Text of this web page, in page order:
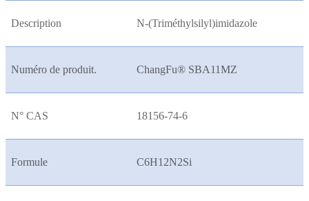
Description N-(Triméthylsilyl)imidazole
Numéro de produit. ChangFu® SBA11MZ
N° CAS 18156-74-6
Formule C6H12N2Si